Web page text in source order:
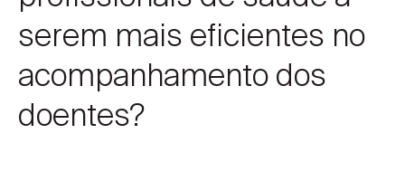
serem mais eficientes no
acompanhamento dos
doentes?